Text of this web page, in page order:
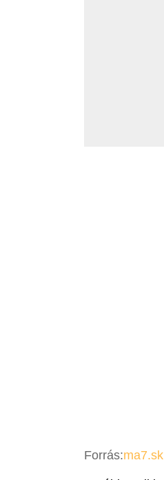
Forrás:ma7.sk